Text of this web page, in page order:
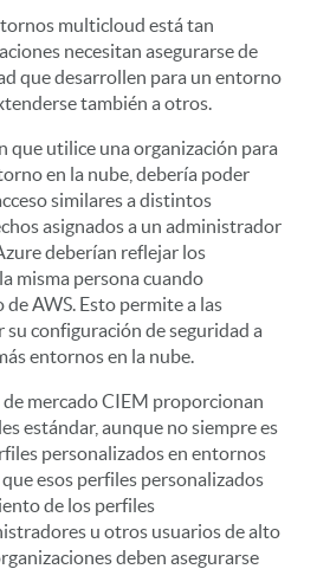
multicloud está tan
necesitan asegurarse de
que desarrollen para un entorno
también a otros.
que utilice una organización para
en la nube, debería poder
similares a distintos
asignados a un administrador
deberían reflejar los
misma persona cuando
AWS. Esto permite a las
su configuración de seguridad a
entornos en la nube.
mercado CIEM proporcionan
estándar, aunque no siempre es
personalizados en entornos
esos perfiles personalizados
de los perfiles
u otros usuarios de alto
deben asegurarse